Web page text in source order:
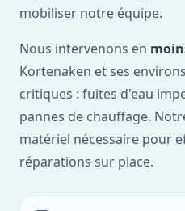
mobiliser notre équipe.
Nous intervenons en
Kortenaken et ses
critiques : fuites d'eau
pannes de chauffage.
matériel nécessaire pour
réparations sur place.